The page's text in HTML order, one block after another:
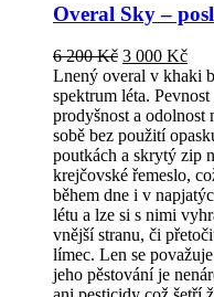
Overal Sky –
6 200Kč Original
price
was:
6
200 Kč.
3 000 Kč
is:
3
Lnený overal v khaki
spektrum léta.
prodyšnost a
sobě bez použití
poutkách a skrytý zip
krejčovské řemeslo,
během dne i v
létu a lze si s nimi
vnější stranu, či
límec. Len se
jeho pěstování je